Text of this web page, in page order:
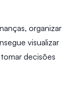
organizar
visualizar
decisões